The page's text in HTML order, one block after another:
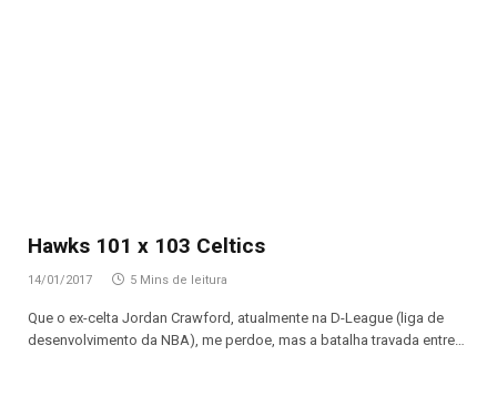
Hawks 101 x 103 Celtics
14/01/2017 5 Mins de leitura
Que o ex-celta Jordan Crawford, atualmente na D-League (liga de
desenvolvimento da NBA), me perdoe, mas a batalha travada entre…